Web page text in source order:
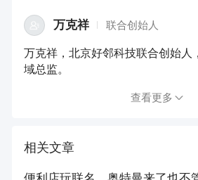
万克祥 联合创始人
万克祥，北京好邻科技联合创始人
域总监。
查看更多
相关文章